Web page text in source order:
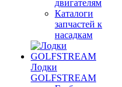
двигателям
Каталоги
запчастей к
насадкам
Лодки
GOLFSTREAM